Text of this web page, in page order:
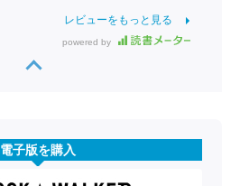
レビューをもっと見る
powered by
電子版を購入